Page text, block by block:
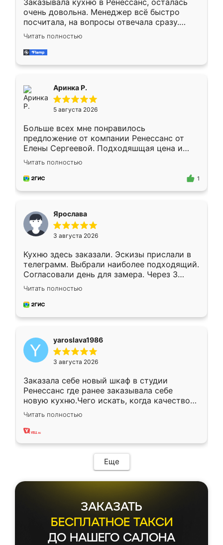
Заказывала кухню в Ренессанс, осталась
очень довольна. Менеджер всё быстро
посчитала, на вопросы отвечала сразу.
Замерщик приехал в субботу, подошёл к
делу со всей ответственностью. Собрали
за день, ребята работали аккуратно, даже
Читать полностью
Аринка Р.
5 августа 2026
Больше всех мне понравилось
предложение от компании Ренессанс от
Елены Сергеевой. Подходяшщая цена и
короткие сроки изготовления. Приехавший
для замера сотрудник Владислав
предложил по моему эскизу самый
Читать полностью
1
Ярослава
3 августа 2026
Кухню здесь заказали. Эскизы прислали в
телеграмм. Выбрали наиболее подходящий.
Согласовали день для замера. Через 3
недели кухня была уже готова. Остались
довольны работой. Спасибо Ренессанс
мебель за качественную работу!
Читать полностью
yaroslava1986
3 августа 2026
Заказала себе новый шкаф в студии
Ренессанс где ранее заказывала себе
новую кухню.Чего искать, когда качеством
вполне довольна. Служит кухня уже почти
два года, нареканий нет.
Читать полностью
Еще
ЗАКАЗАТЬ
БЕСПЛАТНОЕ ТАКСИ
ДО НАШЕГО САЛОНА